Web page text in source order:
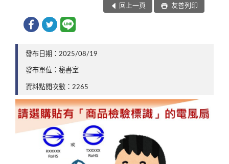
回上一頁 友善列印
發布日期：2025/08/19
發布單位：秘書室
資料點閱次數：2265